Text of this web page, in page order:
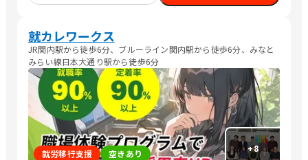
就カレワークス
JR関内駅から徒歩6分、ブルーライン関内駅から徒歩6分、みなと
みらい線日本大通り駅から徒歩6分
+8
就労移行支援 空きあり